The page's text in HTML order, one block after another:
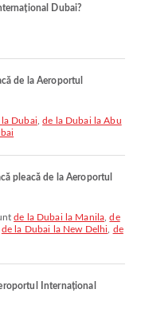
Dubai?
de la Aeroportul
Dubai ,de la Dubai la Abu
pleacă de la Aeroportul
de la Dubai la Manila ,de
de la Dubai la New Delhi
de
Internațional